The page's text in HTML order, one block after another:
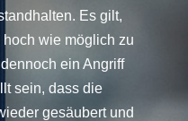
Es gilt,
wie möglich zu
ein Angriff
sein, dass die
gesäubert und